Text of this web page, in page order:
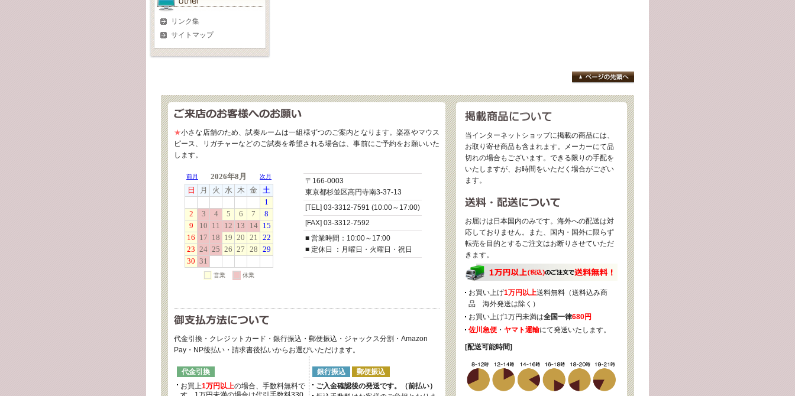
リンク集
サイトマップ
★小さな店舗のため、試奏ルームは一組様ずつのご案内となります。楽器やマウス
ピース、リガチャーなどのご試奏を希望される場合は、事前にご予約をお願いいた
します。
〒166-0003
東京都杉並区高円寺南3-37-13
[TEL] 03-3312-7591 (10:00～17:00)
[FAX] 03-3312-7592
■ 営業時間：10:00～17:00
■ 定休日 ：月曜日・火曜日・祝日
代金引換・クレジットカード・銀行振込・郵便振込・ジャックス分割・Amazon
Pay・NP後払い・請求書後払いからお選びいただけます。
代金引換
お買上1万円以上の場合、手数料無料で
銀行振込
郵便振込
ご入金確認後の発送です。（前払い）
当インターネットショップに掲載の商品には、
お取り寄せ商品も含まれます。メーカーにて品
切れの場合もございます。できる限りの手配を
いたしますが、お時間をいただく場合がござい
ます。
お届けは日本国内のみです。海外への配送は対
応しておりません。また、国内・国外に限らず
転売を目的とするご注文はお断りさせていただ
きます。
お買い上げ1万円以上送料無料（送料込み商
品 海外発送は除く）
お買い上げ1万円未満は全国一律680円
佐川急便 ・ ヤマト運輸にて発送いたします。
[配送可能時間]